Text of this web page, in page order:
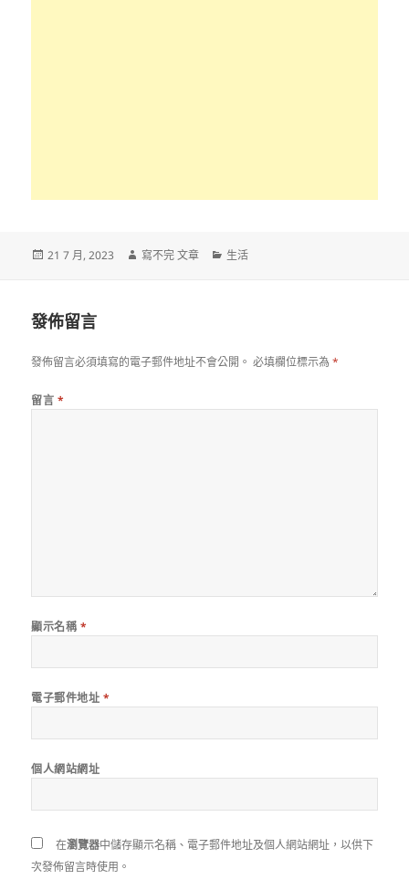
發
21 7 月, 2023
作
寫不完 文章
分
生活
發佈留言
發佈留言必須填寫的電子郵件地址不會公開。 必填欄位標示為*
留言 *
顯示名稱 *
電子郵件地址 *
個人網站網址
在瀏覽器中儲存顯示名稱、電子郵件地址及個人網站網址，以供下
次發佈留言時使用。